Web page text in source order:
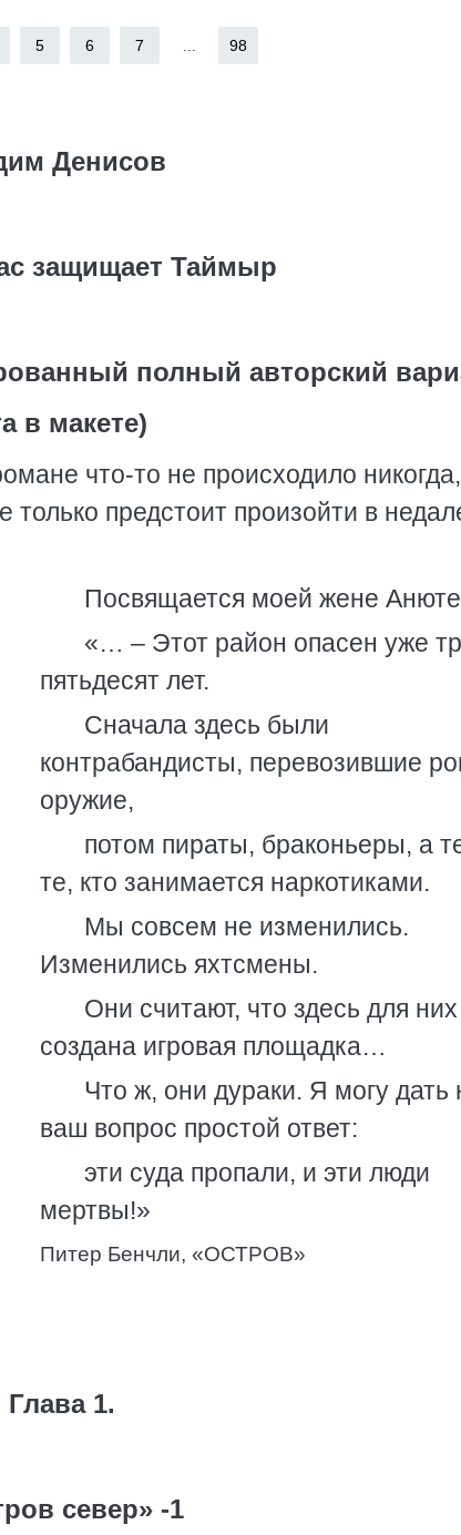
5 6 7 98
Денисов
защищает Таймыр
полный авторский
в макете)
что-то не происходило
предстоит произойти в
Посвящается моей жене
«… – Этот район опасен уже
пятьдесят лет.
Сначала здесь были
контрабандисты, перевозившие
оружие,
потом пираты, браконьеры, а
те, кто занимается наркотиками.
Мы совсем не изменились.
Изменились яхтсмены.
Они считают, что здесь для них
создана игровая площадка…
Что ж, они дураки. Я могу дать
ваш вопрос простой ответ:
эти суда пропали, и эти люди
мертвы!»
Питер Бенчли, «ОСТРОВ»
Глава 1.
север» -1